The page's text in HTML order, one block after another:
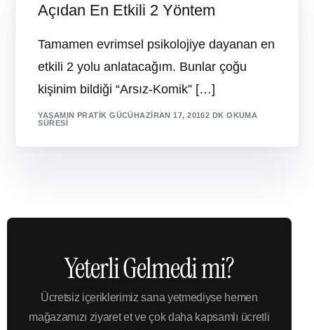
Açıdan En Etkili 2 Yöntem
Tamamen evrimsel psikolojiye dayanan en
etkili 2 yolu anlatacağım. Bunlar çoğu
kişinim bildiği “Arsız-Komik” […]
YAŞAMIN PRATIK GÜCÜHAZIRAN 17, 20162 DK OKUMA
SÜRESI
Yeterli Gelmedi mi?
Ücretsiz içeriklerimiz sana yetmediyse hemen
mağazamızı ziyaret et ve çok daha kapsamlı ücretli